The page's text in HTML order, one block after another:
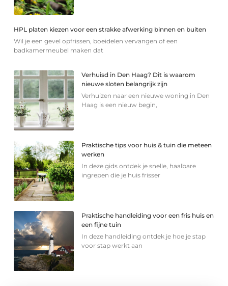
HPL platen kiezen voor een strakke afwerking binnen en buiten
Wil je een gevel opfrissen, boeidelen vervangen of een
badkamermeubel maken dat
Verhuisd in Den Haag? Dit is waarom
nieuwe sloten belangrijk zijn
Verhuizen naar een nieuwe woning in Den
Haag is een nieuw begin,
Praktische tips voor huis & tuin die meteen
werken
In deze gids ontdek je snelle, haalbare
ingrepen die je huis frisser
Praktische handleiding voor een fris huis en
een fijne tuin
In deze handleiding ontdek je hoe je stap
voor stap werkt aan